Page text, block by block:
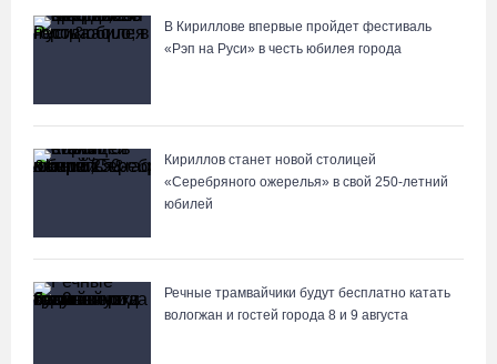
В Кириллове впервые пройдет фестиваль
«Рэп на Руси» в честь юбилея города
Кириллов станет новой столицей
«Серебряного ожерелья» в свой 250-летний
юбилей
Речные трамвайчики будут бесплатно катать
вологжан и гостей города 8 и 9 августа